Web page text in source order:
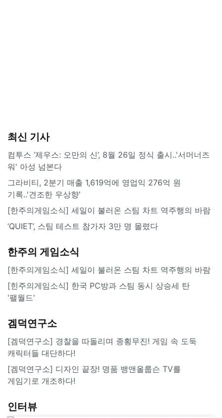
최신 기사
컴투스 ‘제우스: 오만의 신’, 8월 26일 정식 출시..'서머너즈
워' 아성 넘본다
그라비티, 2분기 매출 1,619억에 영업익 276억 원
기록..'견조한 우상향'
[한주의게임소식] 세일이 불러온 스팀 차트 역주행의 바람
‘QUIET’, 스팀 테스트 참가자 3만 명 몰렸다
한주의 게임소식
[한주의게임소식] 세일이 불러온 스팀 차트 역주행의 바람
[힌주의게임소식] 한국 PC방과 스팀 동시 상승세 탄
'팰월드'
겜덕연구소
[겜덕연구소] 경찰을 따돌리며 종횡무진! 게임 속 도둑
캐릭터들 대단하다!
[겜덕연구소] 디자인 끝장! 명품 뱅앤올룹슨 TV를
게임기로 개조하다!
인터뷰